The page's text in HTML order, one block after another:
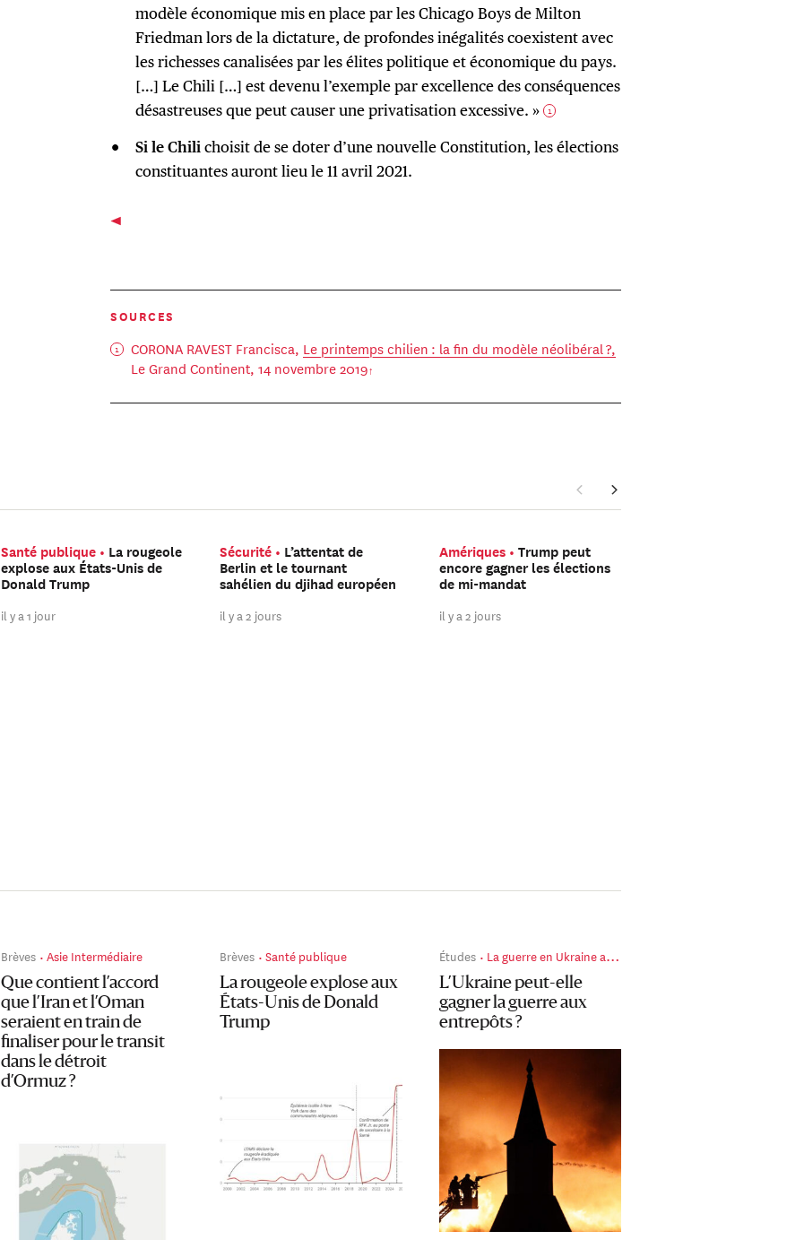
modèle économique mis en place par les Chicago Boys de Milton
Friedman lors de la dictature, de profondes inégalités coexistent avec
les richesses canalisées par les élites politique et économique du pays.
[…] Le Chili […] est devenu l’exemple par excellence des conséquences
désastreuses que peut causer une privatisation excessive. » 1
Si le Chili choisit de se doter d’une nouvelle Constitution, les élections
constituantes auront lieu le 11 avril 2021.
SOURCES
CORONA RAVEST Francisca, Le printemps chilien : la fin du modèle néolibéral ?,
Le Grand Continent, 14 novembre 2019
Santé publique
La rougeole
explose aux États-Unis de
Donald Trump
il y a 1 jour
Sécurité
L’attentat de
Berlin et le tournant
sahélien du djihad européen
il y a 2 jours
Amériques
Trump peut
encore gagner les élections
de mi-mandat
il y a 2 jours
Brèves Asie Intermédiaire
Que contient l’accord
que l’Iran et l’Oman
seraient en train de
finaliser pour le transit
dans le détroit
d’Ormuz ?
Brèves Santé publique
La rougeole explose aux
États-Unis de Donald
Trump
Études La guerre en Ukraine au jour le jour
L’Ukraine peut-elle
gagner la guerre aux
entrepôts ?